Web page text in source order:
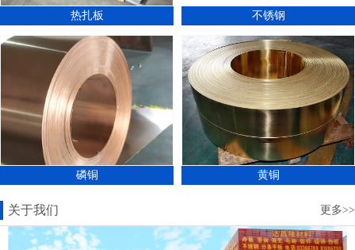
热扎板 不锈钢
磷铜 黄铜
关于我们 更多>>